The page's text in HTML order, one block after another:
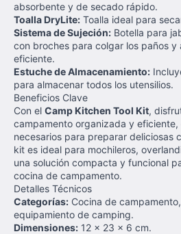
absorbente y de secado rápido.
Toalla DryLite: Toalla ideal para
Sistema de Sujeción: Botella para
con broches para colgar los paños y
eficiente.
Estuche de Almacenamiento:
para almacenar todos los utensilios.
Beneficios Clave
Con el Camp Kitchen Tool Kit,
campamento organizada y
necesarios para preparar deliciosas
kit es ideal para mochileros,
una solución compacta y funcional
cocina de campamento.
Detalles Técnicos
Categorías: Cocina de
equipamiento de camping.
Dimensiones: 12 x 23 x 6 cm.